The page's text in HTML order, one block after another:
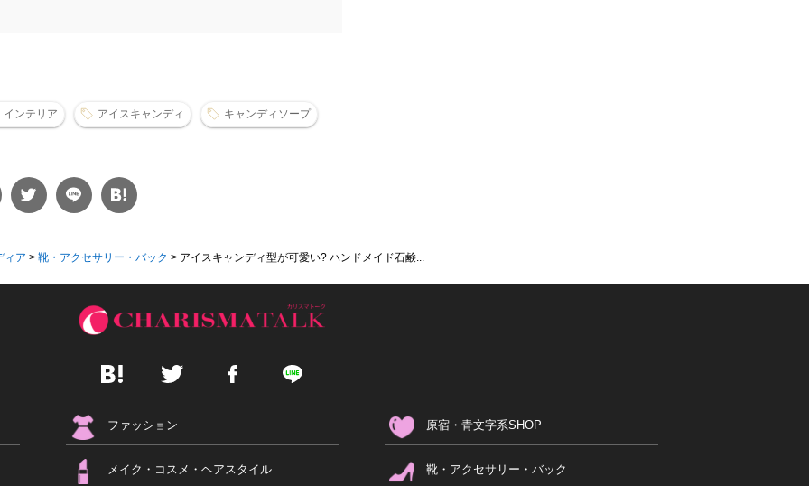
インテリア アイスキャンディ キャンディソープ
ィア > 靴・アクセサリー・バック > アイスキャンディ型が可愛い? ハンドメイド石鹸...
ファッション 原宿・青文字系SHOP
メイク・コスメ・ヘアスタイル 靴・アクセサリー・バック